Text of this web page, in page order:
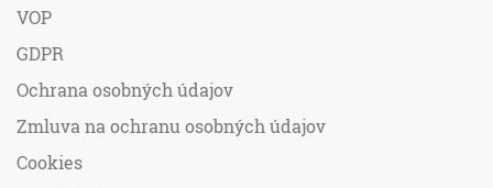
VOP
GDPR
Ochrana osobných údajov
Zmluva na ochranu osobných údajov
Cookies